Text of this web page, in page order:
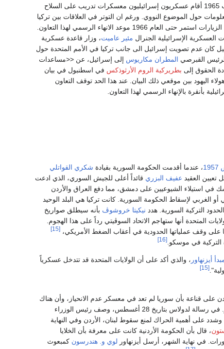
. وتكررت المساعدات العسكرية الإسرائيلية للأكراد عام 1963. وفي آب 1965 أقام عسكريون إسرائيليون معسكرات تدريب على السلاح
حول الموضوع النووي. ورغم ان التوتر في العلاقات بين تركيا
وإسرائيل قد بدأت بوادره عام 1964 بسبب الأزمة القبرصية، إلا ان التعاون العسكري السري وتبادل الزيارات استمر حتى العام 1966 موعد الانهاء الرسمي لهذا التعاون.
العسكرية الإسرائيلية الجنرال مئير عاميت، وزار قاعدة عسكرية
كان عدم تصويت إسرائيل الى جانب تركيا في الأمم المتحدة حول
القبرصي المطران مكاريوس إلى إسرائيل، عن <<مساعدات
الحقوق إلى بطريركية الروم الأرثوذكس في اسطنبول في بيان
وضع اسماء هولاء اليهود بين موقعي ذلك البيان. عند هذا الحد توقف التعاون
1957، عندما أقدمت الحكومة السورية بقيادة شكري القواتلي
تعيين العقيد عفيف البزري قائداً أعلى للجيش السوري، الذي ادعت
في استيلاء الشيوعيين على دمشق، مما دفع العراق والأردن
الغربي لإسقاط الحكومة السورية. كانت تركيا هي البلد الوحيد
التركية السورية. هدد نيكيتا خروشوڤ بأنه سيطلق صواريخ
المتحدة أنها ستهاجم الاتحاد السوڤيتي رداً على هذا الهجوم.
على وقف عملياتها الحدودية في أعقاب الضغط الأمريكي، [15]
في موسكو. [16]
أيزنهاور ، والذي أكد على أن الولايات المتحدة قد تتدخل عسكرياً
[15]
قناعة بأن سوريا لم تعد في معسكر عدم الانحياز، وأن هناك
ما شيء ما يتوجب فعله لمنع تخريب بلدان الجوار. في رسالة لدولاس بتاريخ 28 أغسطس، وصف رئيس الوزراء
على أهمية الحراك لمنع سقوط لبنان، الأردن وفي النهاية
، قال بأن الحكومة الأردنية كانت على معرفة بأن الخلايا
في نهاية الشهر، أرسل أيزنهاور لوي و. هندرسون كمبعوث